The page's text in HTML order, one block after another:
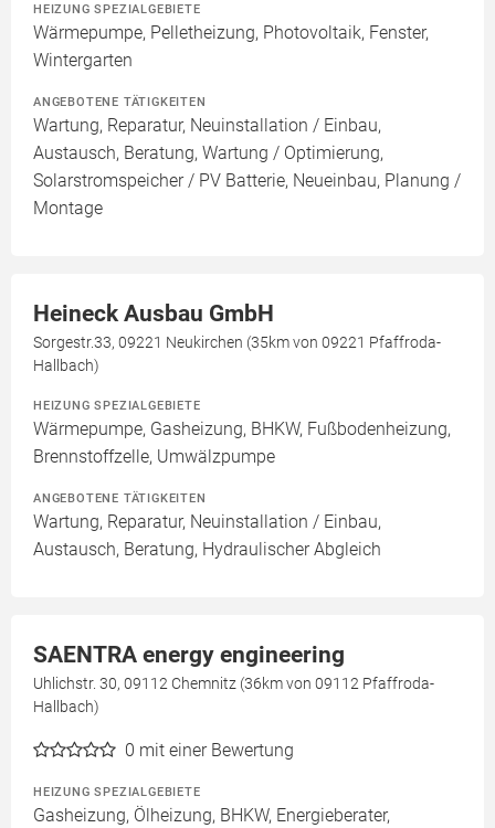
HEIZUNG SPEZIALGEBIETE
Wärmepumpe, Pelletheizung, Photovoltaik, Fenster,
Wintergarten
ANGEBOTENE TÄTIGKEITEN
Wartung, Reparatur, Neuinstallation / Einbau,
Austausch, Beratung, Wartung / Optimierung,
Solarstromspeicher / PV Batterie, Neueinbau, Planung /
Montage
Heineck Ausbau GmbH
Sorgestr.33, 09221 Neukirchen (35km von 09221 Pfaffroda-
Hallbach)
HEIZUNG SPEZIALGEBIETE
Wärmepumpe, Gasheizung, BHKW, Fußbodenheizung,
Brennstoffzelle, Umwälzpumpe
ANGEBOTENE TÄTIGKEITEN
Wartung, Reparatur, Neuinstallation / Einbau,
Austausch, Beratung, Hydraulischer Abgleich
SAENTRA energy engineering
Uhlichstr. 30, 09112 Chemnitz (36km von 09112 Pfaffroda-
Hallbach)
0 mit einer Bewertung
HEIZUNG SPEZIALGEBIETE
Gasheizung, Ölheizung, BHKW, Energieberater,